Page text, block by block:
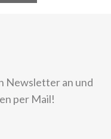
Newsletter an und
per Mail!